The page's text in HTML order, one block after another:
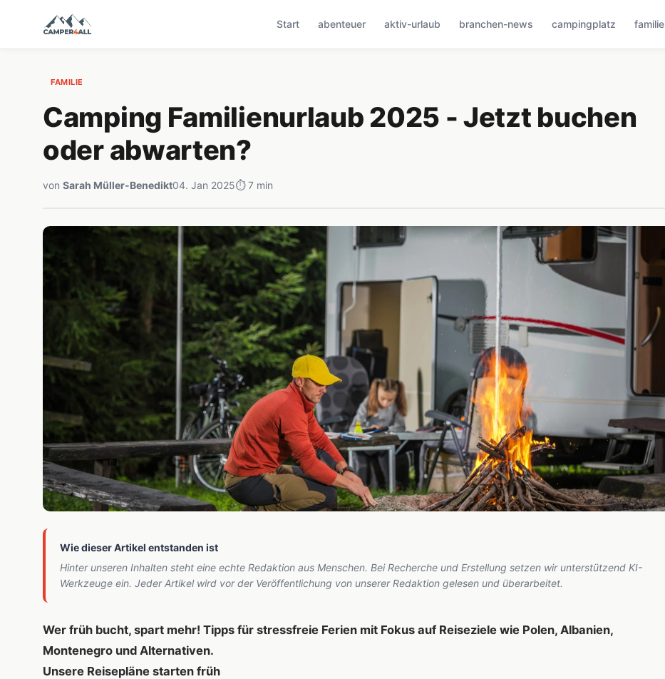
Start abenteuer aktiv-urlaub branchen-news campingplatz familie
FAMILIE
Camping Familienurlaub 2025 - Jetzt buchen
oder abwarten?
von Sarah Müller-Benedikt04. Jan 2025⏱ 7 min
Wie dieser Artikel entstanden ist
Hinter unseren Inhalten steht eine echte Redaktion aus Menschen. Bei Recherche und Erstellung setzen wir unterstützend KI-
Werkzeuge ein. Jeder Artikel wird vor der Veröffentlichung von unserer Redaktion gelesen und überarbeitet.
Wer früh bucht, spart mehr! Tipps für stressfreie Ferien mit Fokus auf Reiseziele wie Polen, Albanien,
Montenegro und Alternativen.
Unsere Reisepläne starten früh